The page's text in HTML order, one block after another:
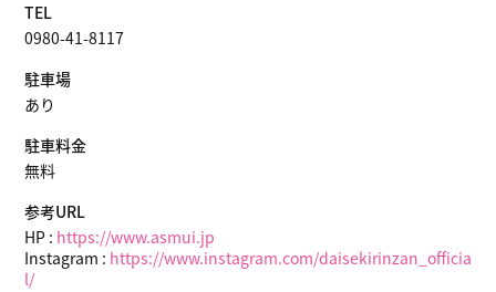
TEL
0980-41-8117
駐車場
あり
駐車料金
無料
参考URL
HP : https://www.asmui.jp
Instagram : https://www.instagram.com/daisekirinzan_officia
l/